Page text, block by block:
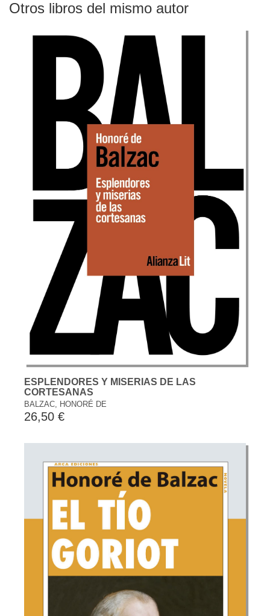
Otros libros del mismo autor
ESPLENDORES Y MISERIAS DE LAS
CORTESANAS
BALZAC, HONORÉ DE
26,50 €